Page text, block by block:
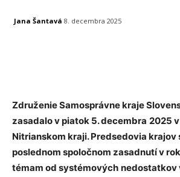
Jana Šantavá 8. decembra 2025
Združenie Samosprávne kraje
zasadalo v piatok 5. decembra 2025
Nitrianskom kraji. Predsedovia krajov
poslednom spoločnom zasadnutí v
témam od systémových nedostatkov